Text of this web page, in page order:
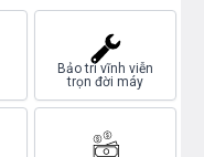
Bảo trì vĩnh viễn
trọn đời máy